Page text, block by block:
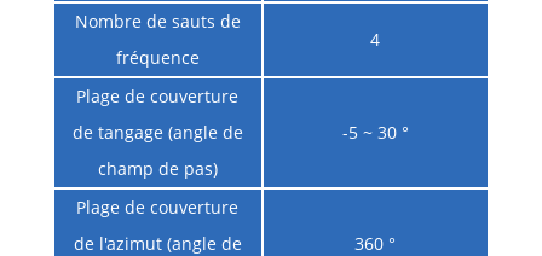
Nombre de sauts de
fréquence
4
Plage de couverture
de tangage (angle de
champ de pas)
-5 ~ 30 °
Plage de couverture
de l'azimut (angle de
360 °